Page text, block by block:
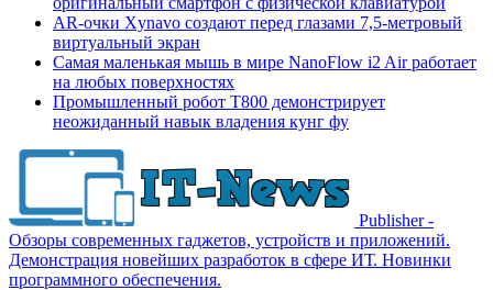
AR-очки Xynavo создают перед глазами 7,5-метровый
виртуальный экран
Самая маленькая мышь в мире NanoFlow i2 Air работает
на любых поверхностях
Промышленный робот Т800 демонстрирует
неожиданный навык владения кунг фу
Publisher -
Обзоры современных гаджетов, устройств и приложений.
Демонстрация новейших разработок в сфере ИТ. Новинки
программного обеспечения.